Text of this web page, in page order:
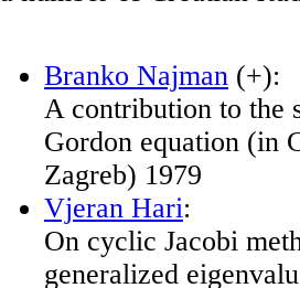
Branko Najman (+):
A contribution to the
Gordon equation (in
Zagreb) 1979
Vjeran Hari:
On cyclic Jacobi
generalized